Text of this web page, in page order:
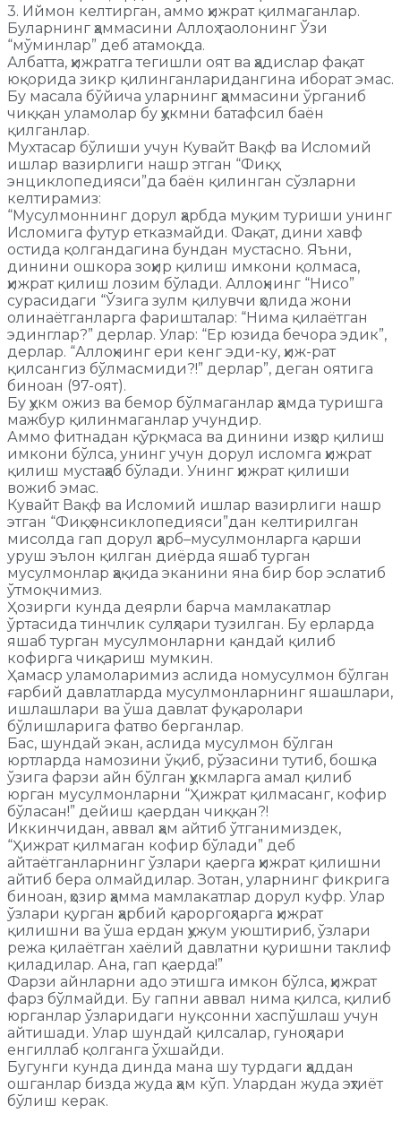
3. Иймон келтирган, аммо ҳижрат қилмаганлар.
Буларнинг ҳаммасини Аллоҳ таолонинг Ўзи
“мўминлар” деб атамоқда.
Албатта, ҳижратга тегишли оят ва ҳадислар фақат
юқорида зикр қилинганларидангина иборат эмас.
Бу масала бўйича уларнинг ҳаммасини ўрганиб
чиққан уламолар бу ҳукмни батафсил баён
қилганлар.
Мухтасар бўлиши учун Кувайт Вақф ва Исломий
ишлар вазирлиги нашр этган “Фиқҳ
энциклопедияси”да баён қилинган сўзларни
келтирамиз:
“Мусулмоннинг дорул ҳарбда муқим туриши унинг
Исломига футур етказмайди. Фақат, дини хавф
остида қолгандагина бундан мустасно. Яъни,
динини ошкора зоҳир қилиш имкони қолмаса,
ҳижрат қилиш лозим бўлади. Аллоҳнинг “Нисо”
сурасидаги “Ўзига зулм қилувчи ҳолида жони
олинаётганларга фаришталар: “Нима қилаётган
эдинглар?” дерлар. Улар: “Ер юзида бечора эдик”,
дерлар. “Аллоҳнинг ери кенг эди-ку, ҳиж-рат
қилсангиз бўлмасмиди?!” дерлар”, деган оятига
биноан (97-оят).
Бу ҳукм ожиз ва бемор бўлмаганлар ҳамда туришга
мажбур қилинмаганлар учундир.
Аммо фитнадан қўрқмаса ва динини изҳор қилиш
имкони бўлса, унинг учун дорул исломга ҳижрат
қилиш мустаҳаб бўлади. Унинг ҳижрат қилиши
вожиб эмас.
Кувайт Вақф ва Исломий ишлар вазирлиги нашр
этган “Фиқҳ энсиклопедияси”дан келтирилган
мисолда гап дорул ҳарб–мусулмонларга қарши
уруш эълон қилган диёрда яшаб турган
мусулмонлар ҳақида эканини яна бир бор эслатиб
ўтмоқчимиз.
Ҳозирги кунда деярли барча мамлакатлар
ўртасида тинчлик сулҳлари тузилган. Бу ерларда
яшаб турган мусулмонларни қандай қилиб
кофирга чиқариш мумкин.
Ҳамаср уламоларимиз аслида номусулмон бўлган
ғарбий давлатларда мусулмонларнинг яшашлари,
ишлашлари ва ўша давлат фуқаролари
бўлишларига фатво берганлар.
Бас, шундай экан, аслида мусулмон бўлган
юртларда намозини ўқиб, рўзасини тутиб, бошқа
ўзига фарзи айн бўлган ҳукмларга амал қилиб
юрган мусулмонларни “Ҳижрат қилмасанг, кофир
бўласан!” дейиш қаердан чиққан?!
Иккинчидан, аввал ҳам айтиб ўтганимиздек,
“Ҳижрат қилмаган кофир бўлади” деб
айтаётганларнинг ўзлари қаерга ҳижрат қилишни
айтиб бера олмайдилар. Зотан, уларнинг фикрига
биноан, ҳозир ҳамма мамлакатлар дорул куфр. Улар
ўзлари қурган ҳарбий қароргоҳларга ҳижрат
қилишни ва ўша ердан ҳужум уюштириб, ўзлари
режа қилаётган хаёлий давлатни қуришни таклиф
қиладилар. Ана, гап қаерда!”
Фарзи айнларни адо этишга имкон бўлса, ҳижрат
фарз бўлмайди. Бу гапни аввал нима қилса, қилиб
юрганлар ўзларидаги нуқсонни хаспўшлаш учун
айтишади. Улар шундай қилсалар, гуноҳлари
енгиллаб қолганга ўхшайди.
Бугунги кунда динда мана шу турдаги ҳаддан
ошганлар бизда жуда ҳам кўп. Улардан жуда эҳтиёт
бўлиш керак.